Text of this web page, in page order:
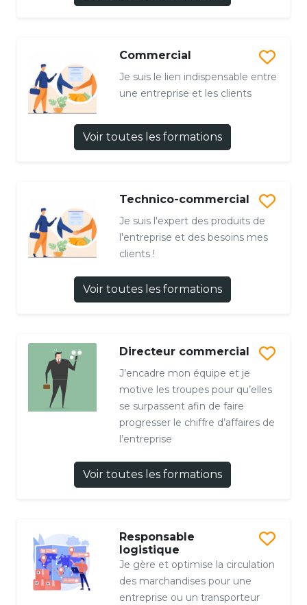
Commercial
Je suis le lien indispensable entre
une entreprise et les clients
Voir toutes les formations
Technico-commercial
Je suis l'expert des produits de
l'entreprise et des besoins mes
clients !
Voir toutes les formations
Directeur commercial
J’encadre mon équipe et je
motive les troupes pour qu’elles
se surpassent afin de faire
progresser le chiffre d’affaires de
l’entreprise
Voir toutes les formations
Responsable
logistique
Je gère et optimise la circulation
des marchandises pour une
entreprise ou un transporteur